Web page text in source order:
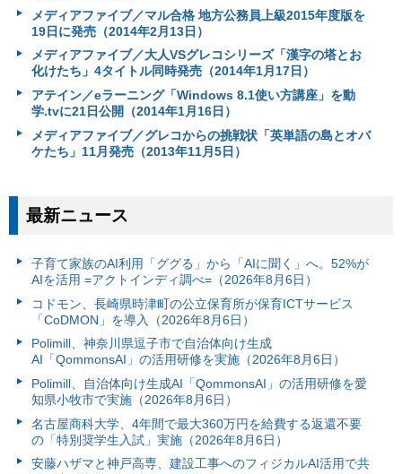
メディアファイブ／マル合格 地方公務員上級2015年度版を
19日に発売（2014年2月13日）
メディアファイブ／大人VSグレコシリーズ「漢字の塔とお
化けたち」4タイトル同時発売（2014年1月17日）
アテイン／eラーニング「Windows 8.1使い方講座」を動
学.tvに21日公開（2014年1月16日）
メディアファイブ／グレコからの挑戦状「英単語の島とオバ
ケたち」11月発売（2013年11月5日）
最新ニュース
子育て家族のAI利用「ググる」から「AIに聞く」へ。52%が
AIを活用 =アクトインディ調べ=（2026年8月6日）
コドモン、長崎県時津町の公立保育所が保育ICTサービス
「CoDMON」を導入（2026年8月6日）
Polimill、神奈川県逗子市で自治体向け生成
AI「QommonsAI」の活用研修を実施（2026年8月6日）
Polimill、自治体向け生成AI「QommonsAI」の活用研修を愛
知県小牧市で実施（2026年8月6日）
名古屋商科大学、4年間で最大360万円を給費する返還不要
の「特別奨学生入試」実施（2026年8月6日）
安藤ハザマと神戸高専、建設工事へのフィジカルAI活用で共